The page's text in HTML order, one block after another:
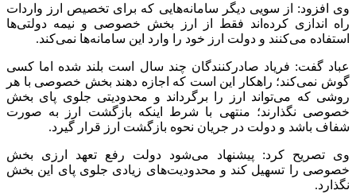
وی افزود: از سویی دیگر سامانه‌هایی که برای تخصیص ارز واردات
راه اندازی کرده‌اند فقط از ارز بخش خصوصی و نیمه دولتی‌ها
استفاده می‌کنند و دولت ارز خود را وارد این سامانه‌ها نمی‌کند.
عباد گفت: فریاد صادرکنندگان چند سال است بلند شده اما کسی
گوش نمی‌کند؛ راهکار این است که اجازه دهند بخش خصوصی با هر
روشی که می‌تواند ارز را برگرداند و محدودیتی جلوی پای بخش
خصوصی نگذارند؛ منتهی با شرط اینکه بازگشت ارز به صورت
شفاف باشد و دولت در جریان نحوه بازگشت ارز قرار گیرد.
وی تصریح کرد: پیشنهاد می‌شود دولت رفع تعهد ارزی بخش
خصوصی را تسهیل کند و محدودیت‌های زیادی جلوی پای این بخش
نگذارد.